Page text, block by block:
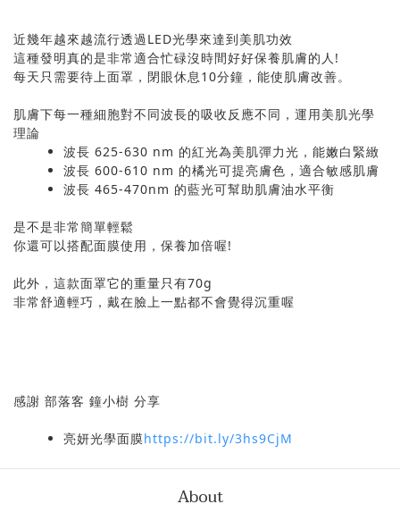
近幾年越來越流行透過LED光學來達到美肌功效
這種發明真的是非常適合忙碌沒時間好好保養肌膚的人!
每天只需要待上面罩，閉眼休息10分鐘，能使肌膚改善。
肌膚下每一種細胞對不同波長的吸收反應不同，運用美肌光學
理論
波長 625-630 nm 的紅光為美肌彈力光，能嫩白緊緻
波長 600-610 nm 的橘光可提亮膚色，適合敏感肌膚
波長 465-470nm 的藍光可幫助肌膚油水平衡
是不是非常簡單輕鬆
你還可以搭配面膜使用，保養加倍喔!
此外，這款面罩它的重量只有70g
非常舒適輕巧，戴在臉上一點都不會覺得沉重喔
感謝 部落客 鐘小樹 分享
亮妍光學面膜https://bit.ly/3hs9CjM
About